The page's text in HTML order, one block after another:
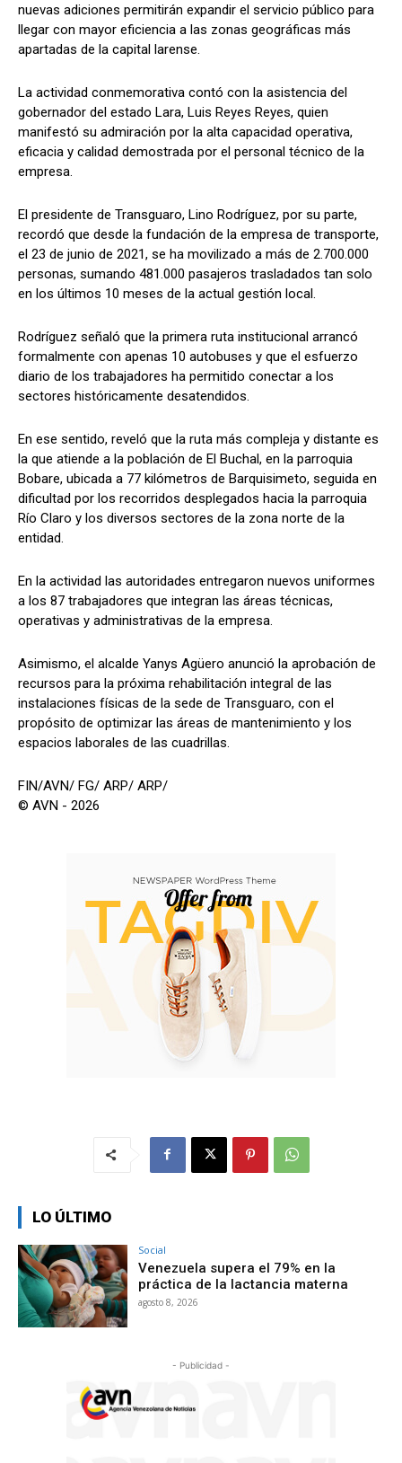
nuevas adiciones permitirán expandir el servicio público para
llegar con mayor eficiencia a las zonas geográficas más
apartadas de la capital larense.
​La actividad conmemorativa contó con la asistencia del
gobernador del estado Lara, Luis Reyes Reyes, quien
manifestó su admiración por la alta capacidad operativa,
eficacia y calidad demostrada por el personal técnico de la
empresa.
​El presidente de Transguaro, Lino Rodríguez, por su parte,
recordó que desde la fundación de la empresa de transporte,
el 23 de junio de 2021, se ha movilizado a más de 2.700.000
personas, sumando 481.000 pasajeros trasladados tan solo
en los últimos 10 meses de la actual gestión local.
Rodríguez señaló que la primera ruta institucional arrancó
formalmente con apenas 10 autobuses y que el esfuerzo
diario de los trabajadores ha permitido conectar a los
sectores históricamente desatendidos.
​En ese sentido, reveló que la ruta más compleja y distante es
la que atiende a la población de El Buchal, en la parroquia
Bobare, ubicada a 77 kilómetros de Barquisimeto, seguida en
dificultad por los recorridos desplegados hacia la parroquia
Río Claro y los diversos sectores de la zona norte de la
entidad.
​En la actividad las autoridades entregaron nuevos uniformes
a los 87 trabajadores que integran las áreas técnicas,
operativas y administrativas de la empresa.
Asimismo, el alcalde Yanys Agüero anunció la aprobación de
recursos para la próxima rehabilitación integral de las
instalaciones físicas de la sede de Transguaro, con el
propósito de optimizar las áreas de mantenimiento y los
espacios laborales de las cuadrillas.
FIN/AVN/ FG/ ARP/ ARP/
© AVN - 2026
LO ÚLTIMO
Social
Venezuela supera el 79% en la
práctica de la lactancia materna
agosto 8, 2026
- Publicidad -